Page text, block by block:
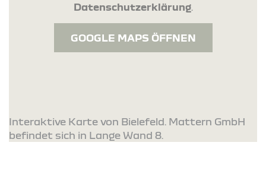
Datenschutzerklärung.
GOOGLE MAPS ÖFFNEN
Interaktive Karte von Bielefeld. Mattern GmbH
befindet sich in Lange Wand 8.